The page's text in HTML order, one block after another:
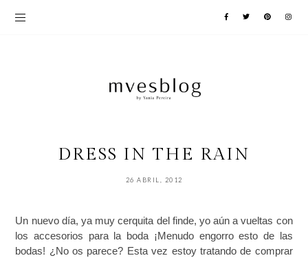
DRESS IN THE RAIN
26 ABRIL, 2012
Un nuevo día, ya muy cerquita del finde, yo aún a vueltas con
los accesorios para la boda ¡Menudo engorro esto de las
bodas! ¿No os parece? Esta vez estoy tratando de comprar